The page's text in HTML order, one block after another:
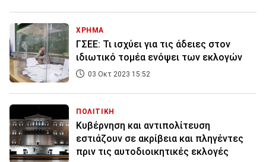
ΧΡΗΜΑ
ΓΣΕΕ: Τι ισχύει για τις άδειες στον
ιδιωτικό τομέα ενόψει των εκλογών
03 Οκτ 2023 15:52
ΠΟΛΙΤΙΚΗ
Κυβέρνηση και αντιπολίτευση
εστιάζουν σε ακρίβεια και πληγέντες
πριν τις αυτοδιοικητικές εκλογές